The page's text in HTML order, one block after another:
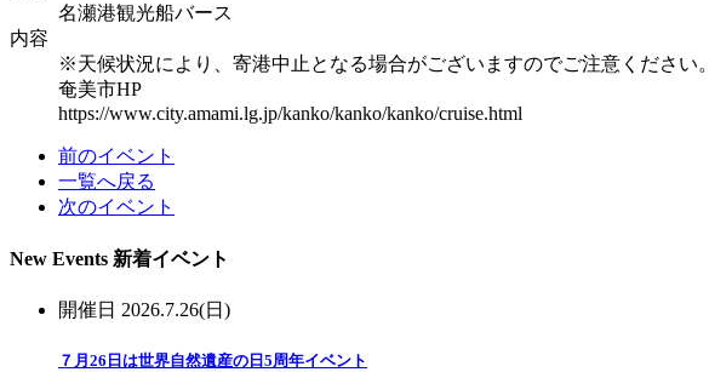
名瀬港観光船バース
内容
※天候状況により、寄港中止となる場合がございますのでご注意ください。
奄美市HP
https://www.city.amami.lg.jp/kanko/kanko/kanko/cruise.html
前のイベント
一覧へ戻る
次のイベント
New Events 新着イベント
開催日 2026.7.26(日)
７月26日は世界自然遺産の日5周年イベント